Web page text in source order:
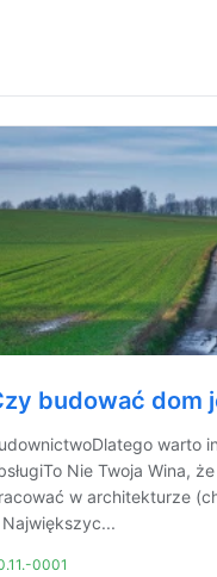
budować dom
warto
Nie Twoja Wina,
w architekturze
0001